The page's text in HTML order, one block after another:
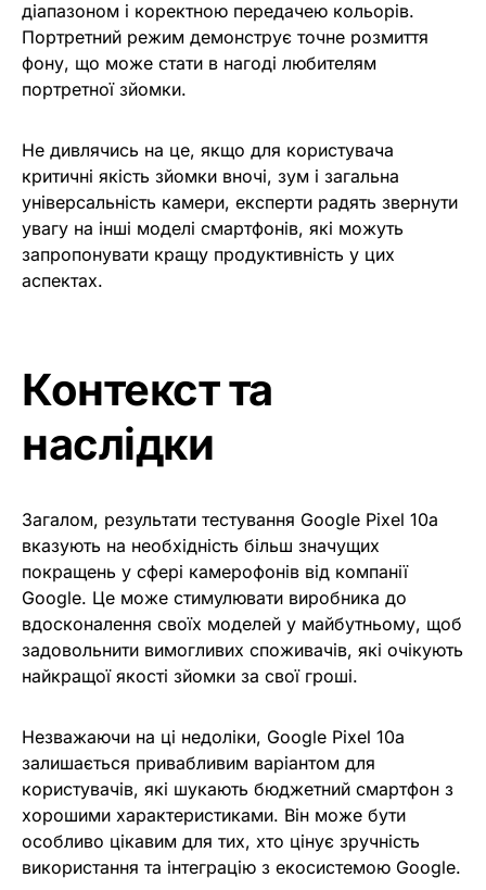
діапазоном і коректною передачею кольорів.
Портретний режим демонструє точне розмиття
фону, що може стати в нагоді любителям
портретної зйомки.
Не дивлячись на це, якщо для користувача
критичні якість зйомки вночі, зум і загальна
універсальність камери, експерти радять звернути
увагу на інші моделі смартфонів, які можуть
запропонувати кращу продуктивність у цих
аспектах.
Контекст та
наслідки
Загалом, результати тестування Google Pixel 10a
вказують на необхідність більш значущих
покращень у сфері камерофонів від компанії
Google. Це може стимулювати виробника до
вдосконалення своїх моделей у майбутньому, щоб
задовольнити вимогливих споживачів, які очікують
найкращої якості зйомки за свої гроші.
Незважаючи на ці недоліки, Google Pixel 10a
залишається привабливим варіантом для
користувачів, які шукають бюджетний смартфон з
хорошими характеристиками. Він може бути
особливо цікавим для тих, хто цінує зручність
використання та інтеграцію з екосистемою Google.